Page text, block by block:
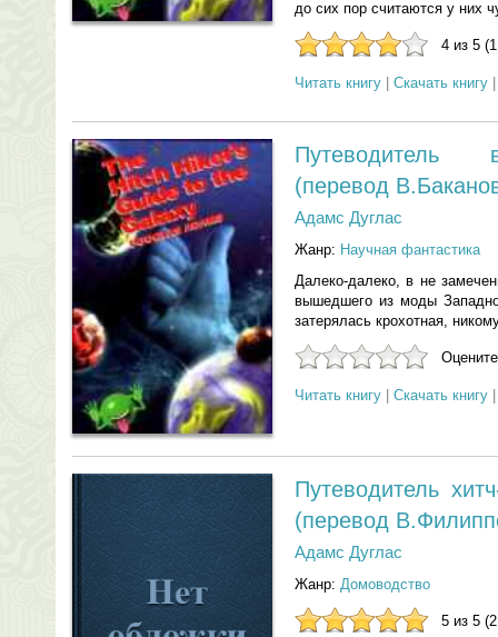
до сих пор считаются у них
4 из 5
Читать книгу Скачать книгу
Путеводитель
(перевод
Адамс Дуглас
Жанр: Научная фантастика
Далеко-далеко, в не
вышедшего из моды
затерялась крохотная,
Читать книгу Скачать книгу
Путеводитель
(перевод
Адамс Дуглас
Жанр: Домоводство
5 из 5